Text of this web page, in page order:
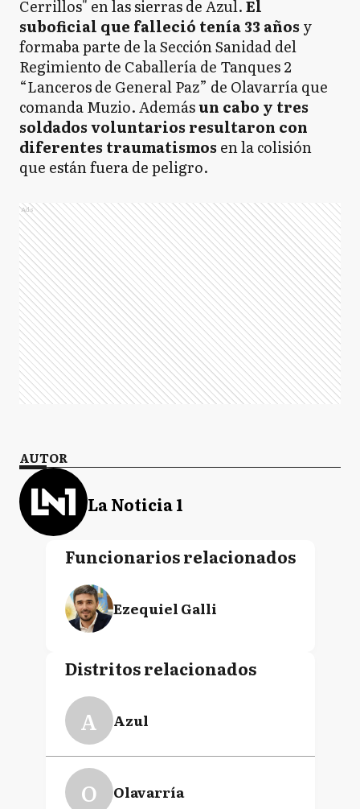
Cerrillos" en las sierras de Azul.El
suboficial que falleció tenía 33 años y
formaba parte de la Sección Sanidad del
Regimiento de Caballería de Tanques 2
“Lanceros de General Paz” de Olavarría que
comanda Muzio. Ademásun cabo y tres
soldados voluntarios resultaron con
diferentes traumatismos en la colisión
que están fuera de peligro.
Ads
AUTOR
La Noticia 1
Funcionarios relacionados
Ezequiel Galli
Distritos relacionados
A Azul
O Olavarría